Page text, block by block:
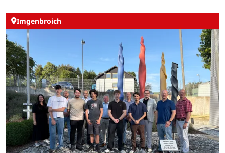
Imgenbroich